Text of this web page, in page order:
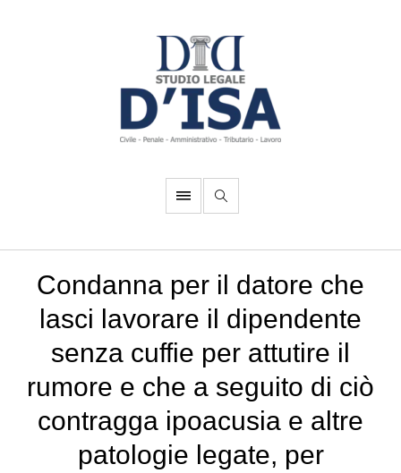
Condanna per il datore che
lasci lavorare il dipendente
senza cuffie per attutire il
rumore e che a seguito di ciò
contragga ipoacusia e altre
patologie legate, per